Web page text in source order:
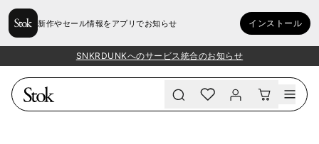
新作やセール情報をアプリでお知らせ インストール
SNKRDUNKへのサービス統合のお知らせ